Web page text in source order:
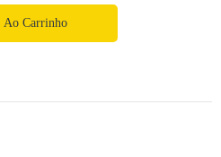
Ao Carrinho